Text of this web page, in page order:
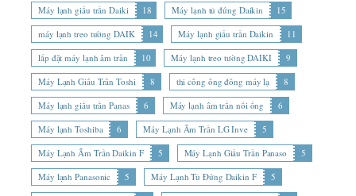
Máy lạnh giấu trần Daiki
18 Máy lạnh tủ đứng Daikin
15
máy lạnh treo tường DAIK
14 Máy lạnh giấu trần Daikin
11
lắp đặt máy lạnh âm trần
10 Máy lạnh treo tường DAIKI
9
Máy Lạnh Giấu Trần Toshi
8 thi công ống đồng máy lạ
8
Máy lạnh giấu trần Panas
6 Máy lạnh âm trần nối ống
6
Máy lạnh Toshiba
6 Máy Lạnh Âm Trần LG Inve
5
Máy Lạnh Âm Trần Daikin F
5 Máy Lạnh Giấu Trần Panaso
5
Máy lạnh Panasonic
5 Máy Lạnh Tủ Đứng Daikin F
5